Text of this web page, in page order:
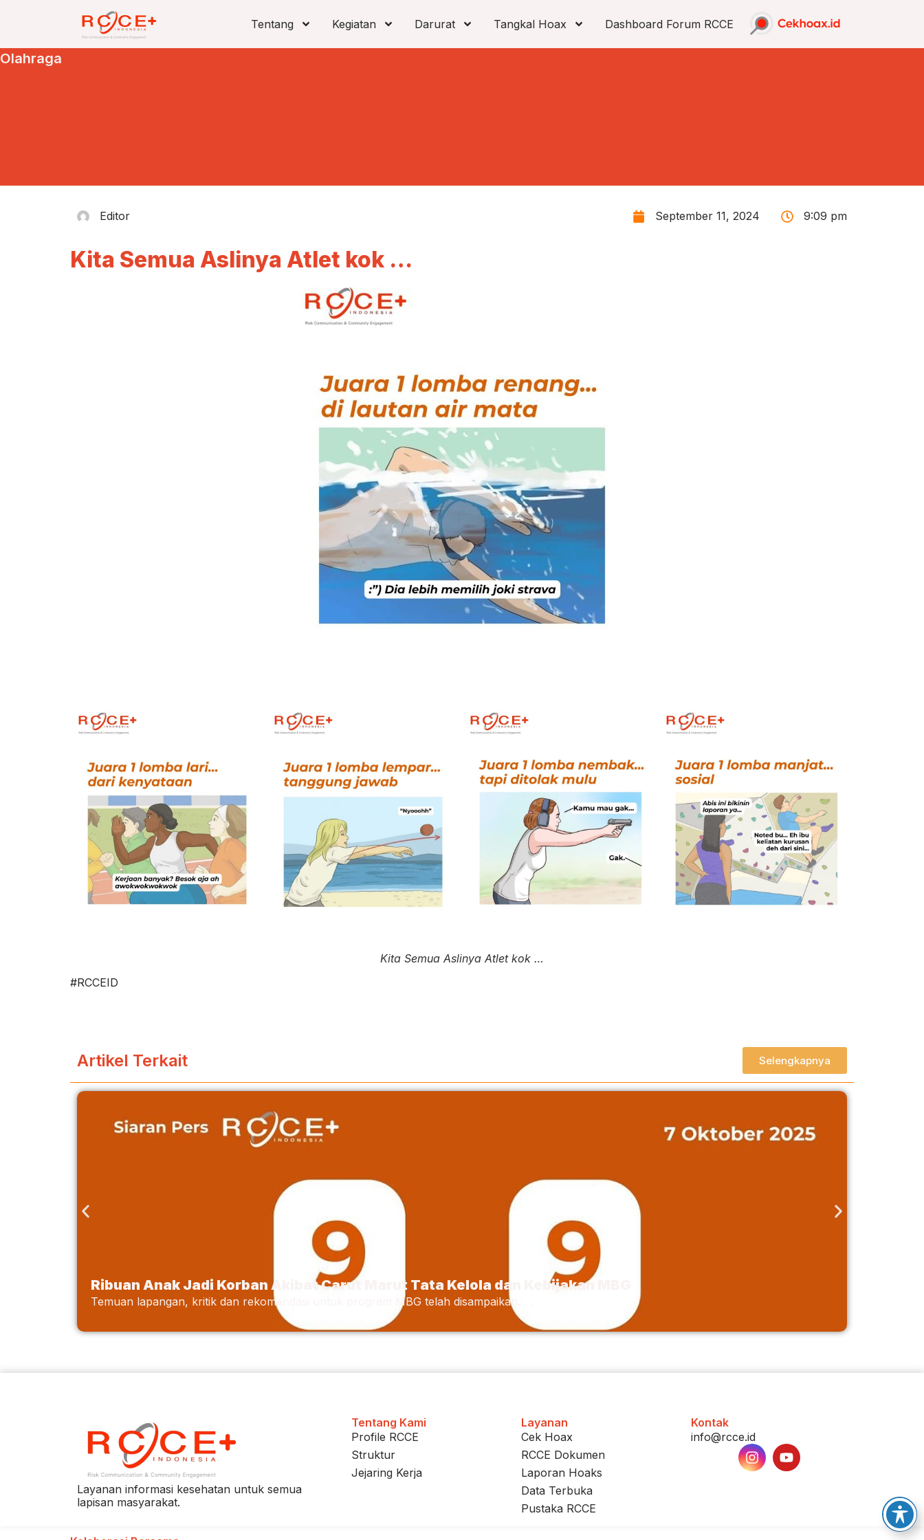
Tentang Kegiatan Darurat Tangkal Hoax Dashboard Forum RCCE
Olahraga
Editor September 11, 2024 9:09 pm
Kita Semua Aslinya Atlet kok …
Kita Semua Aslinya Atlet kok …
#RCCEID
Artikel Terkait Selengkapnya
Ribuan Anak Jadi Korban Akibat Carut Marut Tata Kelola dan Kebijakan MBG
Temuan lapangan, kritik dan rekomendasi untuk program MBG telah disampaikan. . .
Layanan informasi kesehatan untuk semua
lapisan masyarakat.
Tentang Kami
Profile RCCE
Struktur
Jejaring Kerja
Layanan
Cek Hoax
RCCE Dokumen
Laporan Hoaks
Data Terbuka
Pustaka RCCE
Kontak
info@rcce.id